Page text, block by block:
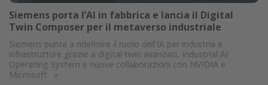
Siemens porta l’AI in fabbrica e lancia il Digital
Twin Composer per il metaverso industriale
Siemens punta a ridefinire il ruolo dell’IA per industria e
infrastrutture grazie a digital twin avanzati, Industrial AI
Operating System e nuove collaborazioni con NVIDIA e
Microsoft. »